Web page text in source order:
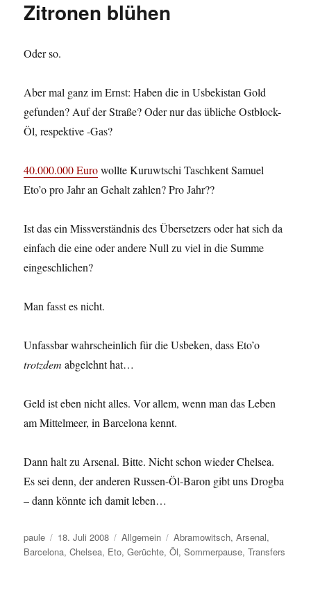
Inter
Zitronen blühen
Oder so.
Aber mal ganz im Ernst: Haben die in Usbekistan Gold
gefunden? Auf der Straße? Oder nur das übliche Ostblock-
Öl, respektive -Gas?
40.000.000 Eurowollte Kuruwtschi Taschkent Samuel
Eto’o pro Jahr an Gehalt zahlen? Pro Jahr??
Ist das ein Missverständnis des Übersetzers oder hat sich da
einfach die eine oder andere Null zu viel in die Summe
eingeschlichen?
Man fasst es nicht.
Unfassbar wahrscheinlich für die Usbeken, dass Eto’o
trotzdem abgelehnt hat…
Geld ist eben nicht alles. Vor allem, wenn man das Leben
am Mittelmeer, in Barcelona kennt.
Dann halt zu Arsenal. Bitte. Nicht schon wieder Chelsea.
Es sei denn, der anderen Russen-Öl-Baron gibt uns Drogba
– dann könnte ich damit leben…
Autor
paule
Veröffentlicht
am
18. Juli 2008 Kategorien
Allgemein Schlagwörter
Abramowitsch,Arsenal,
Barcelona,Chelsea, Eto,Gerüchte,Öl,Sommerpause,Transfers